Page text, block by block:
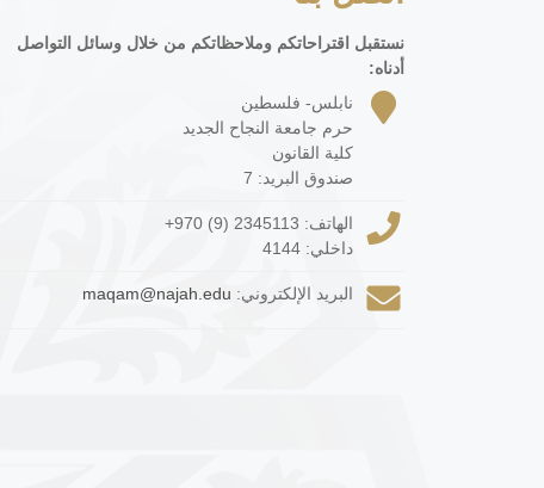
نستقبل اقتراحاتكم وملاحظاتكم من خلال وسائل التواصل
أدناه:
نابلس- فلسطين
حرم جامعة النجاح الجديد
كلية القانون
صندوق البريد: 7
الهاتف: +970 (9) 2345113
داخلي: 4144
البريد الإلكتروني: maqam@najah.edu